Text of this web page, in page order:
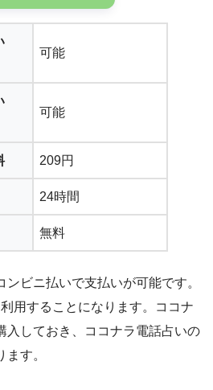
可能
可能
209円
24時間
無料
ビニ払いで支払いが可能です。
用することになります。ココナ
入しておき、ココナラ電話占いの
す。